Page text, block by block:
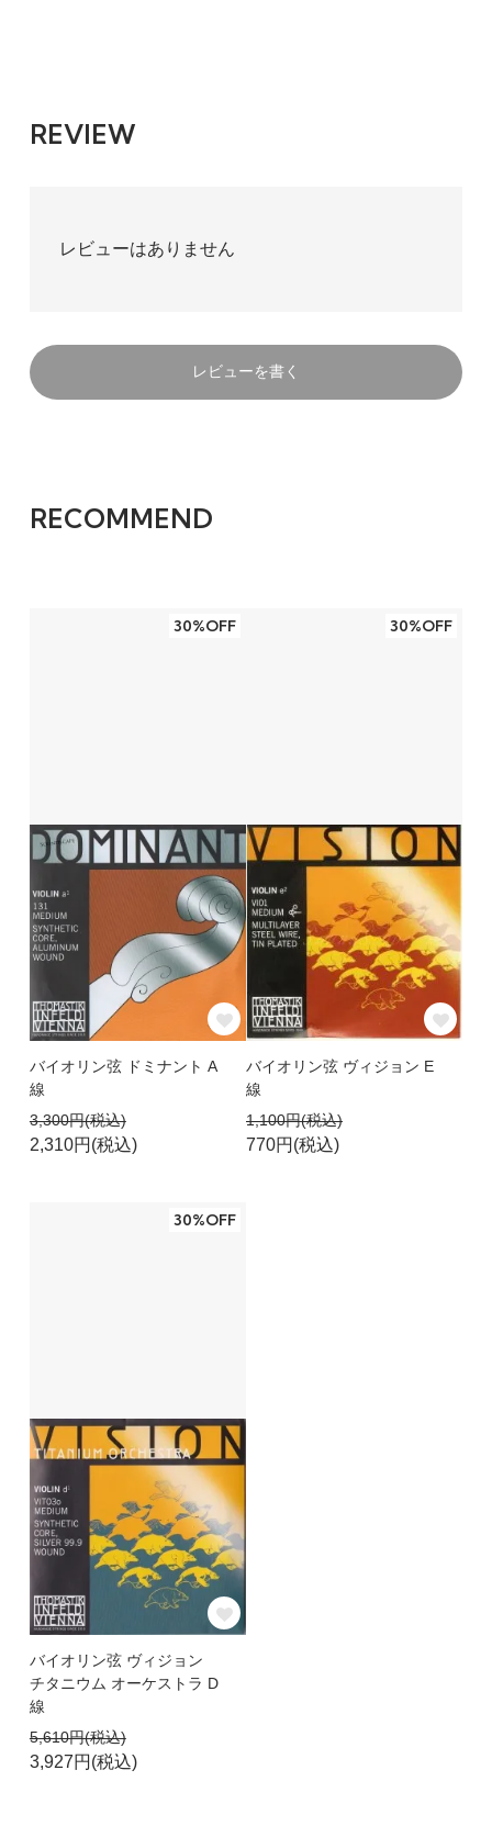
REVIEW
レビューはありません
レビューを書く
RECOMMEND
30%OFF
バイオリン弦 ドミナント A
線
3,300円(税込)
2,310円(税込)
30%OFF
バイオリン弦 ヴィジョン E
線
1,100円(税込)
770円(税込)
30%OFF
バイオリン弦 ヴィジョン
チタニウム オーケストラ D
線
5,610円(税込)
3,927円(税込)